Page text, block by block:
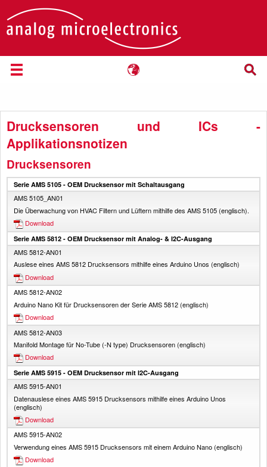
Drucksensoren und ICs -
Applikationsnotizen
Drucksensoren
Serie AMS 5105 - OEM Drucksensor mit Schaltausgang
AMS 5105_AN01
Die Überwachung von HVAC Filtern und Lüftern mithilfe des AMS 5105 (englisch).
Download
Serie AMS 5812 - OEM Drucksensor mit Analog- & I2C-Ausgang
AMS 5812-AN01
Auslese eines AMS 5812 Drucksensors mithilfe eines Arduino Unos (englisch)
Download
AMS 5812-AN02
Arduino Nano Kit für Drucksensoren der Serie AMS 5812 (englisch)
Download
AMS 5812-AN03
Manifold Montage für No-Tube (-N type) Drucksensoren (englisch)
Download
Serie AMS 5915 - OEM Drucksensor mit I2C-Ausgang
AMS 5915-AN01
Datenauslese eines AMS 5915 Drucksensors mithilfe eines Arduino Unos
(englisch)
Download
AMS 5915-AN02
Verwendung eines AMS 5915 Drucksensors mit einem Arduino Nano (englisch)
Download